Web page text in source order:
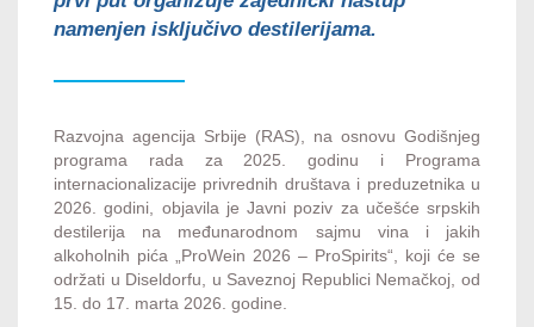
namenjen isključivo destilerijama.
Razvojna agencija Srbije (RAS), na osnovu Godišnjeg
programa rada za 2025. godinu i Programa
internacionalizacije privrednih društava i preduzetnika u
2026. godini, objavila je Javni poziv za učešće srpskih
destilerija na međunarodnom sajmu vina i jakih
alkoholnih pića „ProWein 2026 – ProSpirits“, koji će se
održati u Diseldorfu, u Saveznoj Republici Nemačkoj, od
15. do 17. marta 2026. godine.